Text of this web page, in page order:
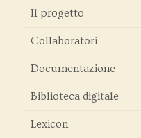
Il progetto
Collaboratori
Documentazione
Biblioteca digitale
Lexicon